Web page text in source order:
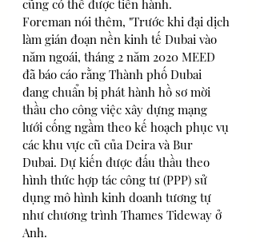
cũng có thể được tiến hành.
Foreman nói thêm, "Trước khi đại dịch
làm gián đoạn nền kinh tế Dubai vào
năm ngoái, tháng 2 năm 2020 MEED
đã báo cáo rằng Thành phố Dubai
đang chuẩn bị phát hành hồ sơ mời
thầu cho công việc xây dựng mạng
lưới cống ngầm theo kế hoạch phục vụ
các khu vực cũ của Deira và Bur
Dubai. Dự kiến được đấu thầu theo
hình thức hợp tác công tư (PPP) sử
dụng mô hình kinh doanh tương tự
như chương trình Thames Tideway ở
Anh.